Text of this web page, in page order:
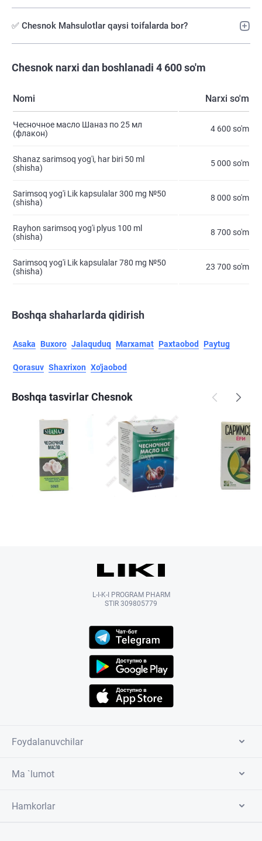
✅ Chesnok Mahsulotlar qaysi toifalarda bor?
Chesnok narxi dan boshlanadi 4 600 so'm
Nomi Narxi so'm
Чесночное масло Шаназ по 25 мл
(флакон)
4 600 so'm
Shanaz sarimsoq yog'i, har biri 50 ml
(shisha)
5 000 so'm
Sarimsoq yog'i Lik kapsulalar 300 mg №50
(shisha)
8 000 so'm
Rayhon sarimsoq yog'i plyus 100 ml
(shisha)
8 700 so'm
Sarimsoq yog'i Lik kapsulalar 780 mg №50
(shisha)
23 700 so'm
Boshqa shaharlarda qidirish
Asaka Buxoro Jalaquduq Marxamat Paxtaobod Paytug
Qorasuv Shaxrixon Xo'jaobod
Boshqa tasvirlar Chesnok
L-I-K-I PROGRAM PHARM
STIR 309805779
Foydalanuvchilar
Ma `lumot
Hamkorlar